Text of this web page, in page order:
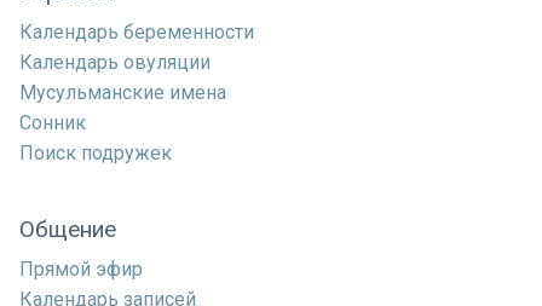
Календарь беременности
Календарь овуляции
Мусульманские имена
Сонник
Поиск подружек
Общение
Прямой эфир
Календарь записей